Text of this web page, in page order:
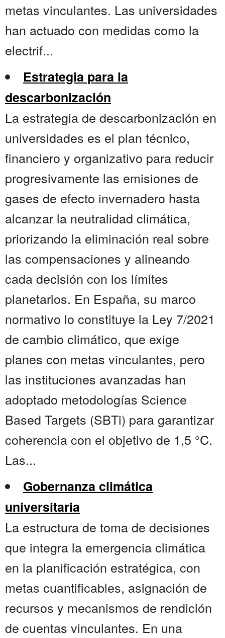
metas vinculantes. Las universidades
han actuado con medidas como la
electrif...
Estrategia para la
descarbonización
La estrategia de descarbonización en
universidades es el plan técnico,
financiero y organizativo para reducir
progresivamente las emisiones de
gases de efecto invernadero hasta
alcanzar la neutralidad climática,
priorizando la eliminación real sobre
las compensaciones y alineando
cada decisión con los límites
planetarios. En España, su marco
normativo lo constituye la Ley 7/2021
de cambio climático, que exige
planes con metas vinculantes, pero
las instituciones avanzadas han
adoptado metodologías Science
Based Targets (SBTi) para garantizar
coherencia con el objetivo de 1,5 °C.
Las...
Gobernanza climática
universitaria
La estructura de toma de decisiones
que integra la emergencia climática
en la planificación estratégica, con
metas cuantificables, asignación de
recursos y mecanismos de rendición
de cuentas vinculantes. En una